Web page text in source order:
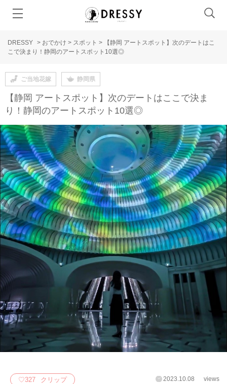
DRESSY > おでかけ > スポット >
【静岡 アートスポット】次のデートはこ
こで決まり！静岡のアートスポット10選◎
ご当地花嫁 静岡県
【静岡 アートスポット】次のデートはここで決ま
り！静岡のアートスポット10選◎
♡327 クリップ 2023.10.08 views